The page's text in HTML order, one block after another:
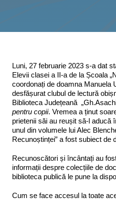
Luni, 27 februarie 2023 s-a dat
Elevii clasei a II-a de la Școala
coordonați de doamna Manuela
desfășurat clubul de lectură
Biblioteca Județeană
pentru copii. Vremea a ținut
prietenii săi au reușit să-l aducă
unul din volumele lui Alec
Recunoștinței” a fost subiect de
Recunoscători și încântați au
informații despre colecțiile de
biblioteca publică le pune la
Cum se face accesul la toate